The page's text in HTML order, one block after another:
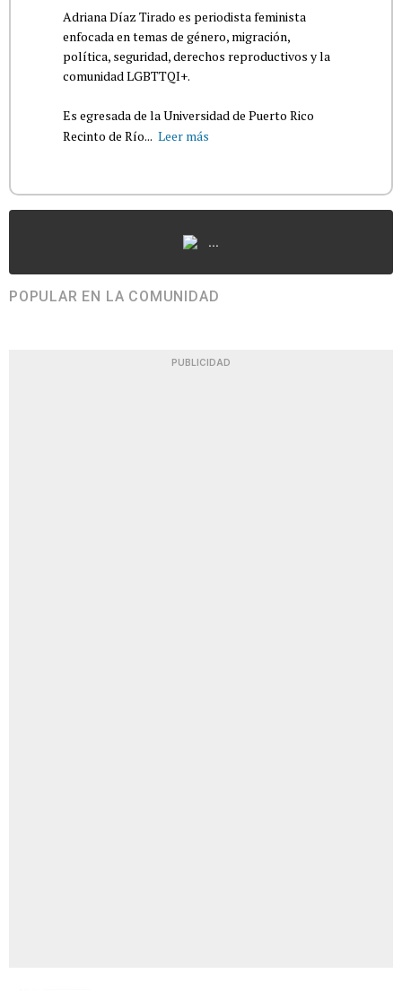
Adriana Díaz Tirado es periodista feminista
enfocada en temas de género, migración,
política, seguridad, derechos reproductivos y la
comunidad LGBTTQI+.
Es egresada de la Universidad de Puerto Rico
Recinto de Río... Leer más
...
POPULAR EN LA COMUNIDAD
PUBLICIDAD